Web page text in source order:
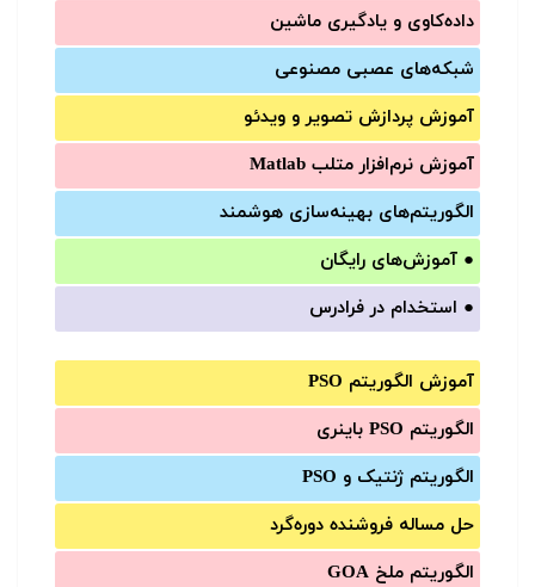
داده‌کاوی و یادگیری ماشین
شبکه‌های عصبی مصنوعی
آموزش‌ پردازش تصویر و ویدئو
آموزش‌ نرم‌افزار متلب Matlab
الگوریتم‌های بهینه‌سازی هوشمند
● آموزش‌های رایگان
● استخدام در فرادرس
آموزش الگوریتم PSO
الگوریتم PSO باینری
الگوریتم ژنتیک و PSO
حل مساله فروشنده دوره‌گرد
الگوریتم ملخ GOA